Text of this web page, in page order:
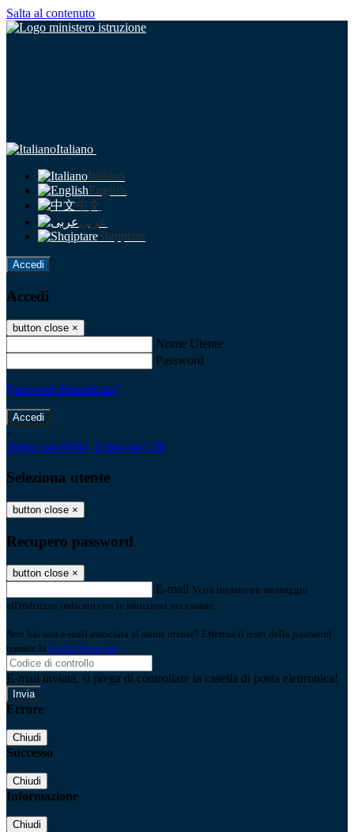
Salta al contenuto
Italiano
Italiano
English
中文
عربى
Shqiptare
Accedi
Accedi
button close ×
Nome Utente
Password
Password dimenticata?
-
Entra con SPID Entra con CIE
Seleziona utente
button close ×
Recupero password
button close ×
E-mail Verrà inviato un messaggio
all'indirizzo indicato con le istruzioni necessarie.
Non hai una e-mail associata al nome utente? Effettua il reset della password
tramite la Login Spaggiari
E-mail inviata, si prega di controllare la casella di posta elettronica!
Errore
Chiudi
Successo
Chiudi
Informazione
Chiudi